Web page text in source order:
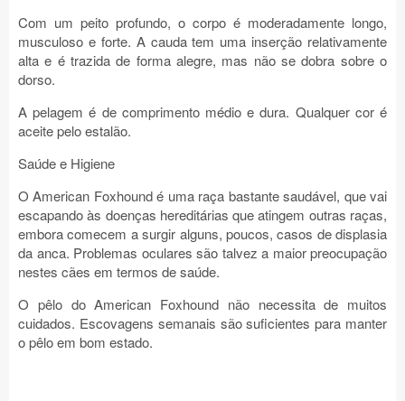
Com um peito profundo, o corpo é moderadamente longo,
musculoso e forte. A cauda tem uma inserção relativamente
alta e é trazida de forma alegre, mas não se dobra sobre o
dorso.
A pelagem é de comprimento médio e dura. Qualquer cor é
aceite pelo estalão.
Saúde e Higiene
O American Foxhound é uma raça bastante saudável, que vai
escapando às doenças hereditárias que atingem outras raças,
embora comecem a surgir alguns, poucos, casos de displasia
da anca. Problemas oculares são talvez a maior preocupação
nestes cães em termos de saúde.
O pêlo do American Foxhound não necessita de muitos
cuidados. Escovagens semanais são suficientes para manter
o pêlo em bom estado.